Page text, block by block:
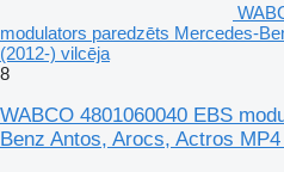
modulators paredzēts Mercedes-
(2012-) vilcēja
8
WABCO 4801060040 EBS
Benz Antos, Arocs, Actros